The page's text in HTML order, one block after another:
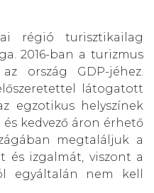
régió turisztikailag
2016-ban a turizmus
ország GDP-jéhez.
látogatott
egzotikus helyszínek
kedvező áron érhető
megtaláljuk a
és izgalmát, viszont a
egyáltalán nem kell